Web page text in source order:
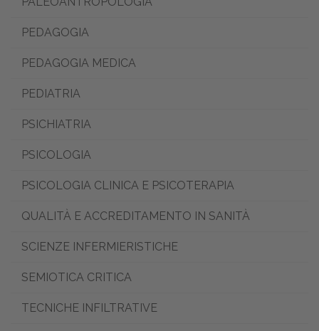
PEDAGOGIA
PEDAGOGIA MEDICA
PEDIATRIA
PSICHIATRIA
PSICOLOGIA
PSICOLOGIA CLINICA E PSICOTERAPIA
QUALITÀ E ACCREDITAMENTO IN SANITÀ
SCIENZE INFERMIERISTICHE
SEMIOTICA CRITICA
TECNICHE INFILTRATIVE